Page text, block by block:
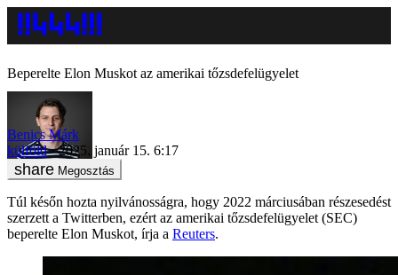
Beperelte Elon Muskot az amerikai tőzsdefelügyelet
Benics Márk
külföld
2025. január 15. 6:17
Megosztás
Túl későn hozta nyilvánosságra, hogy 2022 márciusában részesedést
szerzett a Twitterben, ezért az amerikai tőzsdefelügyelet (SEC)
beperelte Elon Muskot, írja a Reuters.